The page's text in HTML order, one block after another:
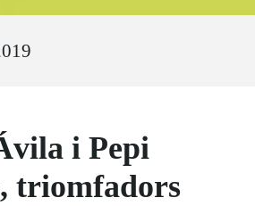
i Pepi
triomfadors